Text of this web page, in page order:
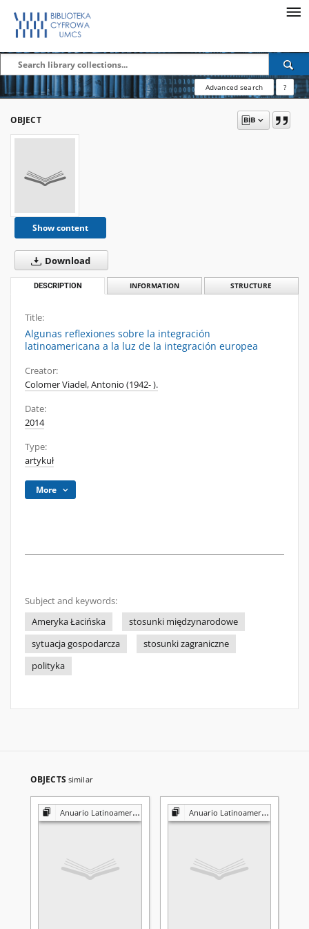
Advanced search ?
OBJECT
Show content
Download
DESCRIPTION INFORMATION STRUCTURE
Title:
Algunas reflexiones sobre la integración
latinoamericana a la luz de la integración europea
Creator:
Colomer Viadel, Antonio (1942- ).
Date:
2014
Type:
artykuł
More
Subject and keywords:
Ameryka Łacińska
stosunki międzynarodowe
sytuacja gospodarcza
stosunki zagraniczne
polityka
OBJECTS similar
Anuario Latinoamericano Anuario Latinoamericano